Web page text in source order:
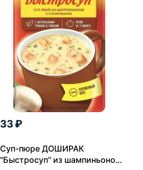
33 ₽
Суп-пюре ДОШИРАК
"Быстросуп" из шампиньонов